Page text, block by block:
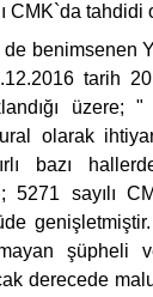
CMK`da tahdidi
de benimsenen
tarih
üzere;
olarak
bazı
5271 sayılı
genişletmiştir.
şüpheli
derecede